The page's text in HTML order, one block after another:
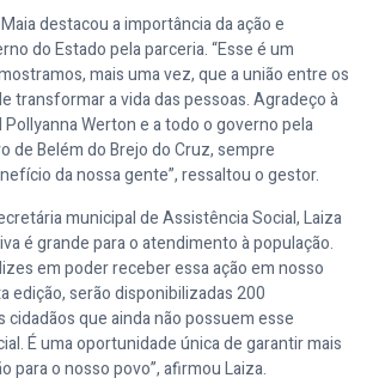
destacou a importância da ação e
do Estado pela parceria. “Esse é um
mais uma vez, que a união entre os
transformar a vida das pessoas. Agradeço à
Werton e a todo o governo pela
de Belém do Brejo do Cruz, sempre
da nossa gente”, ressaltou o gestor.
municipal de Assistência Social, Laiza
é grande para o atendimento à população.
em poder receber essa ação em nosso
edição, serão disponibilizadas 200
cidadãos que ainda não possuem esse
É uma oportunidade única de garantir mais
para o nosso povo”, afirmou Laiza.